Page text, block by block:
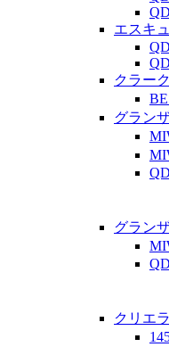
エスキ
クラーク
グラン
グラン
クリエ